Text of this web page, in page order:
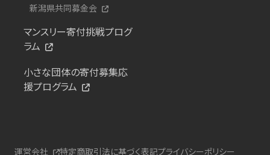
新潟県共同募金会
マンスリー寄付挑戦プログ
ラム
小さな団体の寄付募集応
援プログラム
運営会社 特定商取引法に基づく表記プライバシーポリシー